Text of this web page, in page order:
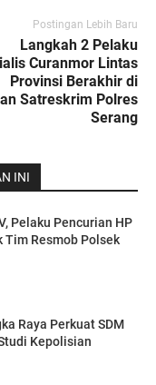
Postingan Lebih Baru
Langkah 2 Pelaku
Curanmor Lintas
Provinsi Berakhir di
Satreskrim Polres
Serang
INI
Pelaku Pencurian HP
Tim Resmob Polsek
Raya Perkuat SDM
Kepolisian